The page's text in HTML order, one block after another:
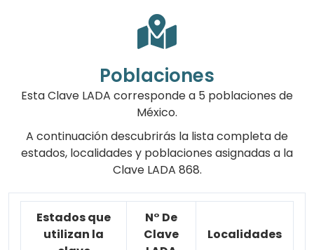
Poblaciones
Esta Clave LADA corresponde a 5 poblaciones de
México.
A continuación descubrirás la lista completa de
estados, localidades y poblaciones asignadas a la
Clave LADA 868.
Estados que
utilizan la
N° De
Clave
Localidades